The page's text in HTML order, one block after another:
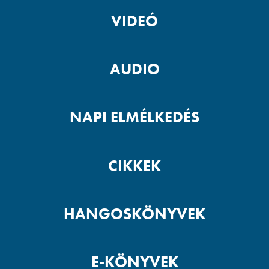
VIDEÓ
AUDIO
NAPI ELMÉLKEDÉS
CIKKEK
HANGOSKÖNYVEK
E-KÖNYVEK